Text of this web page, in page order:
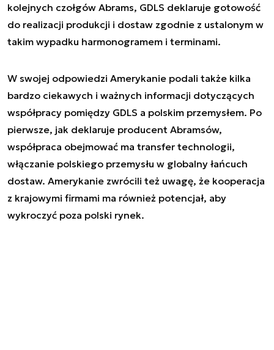
kolejnych czołgów Abrams, GDLS deklaruje gotowość
do realizacji produkcji i dostaw zgodnie z ustalonym w
takim wypadku harmonogramem i terminami.
W swojej odpowiedzi Amerykanie podali także kilka
bardzo ciekawych i ważnych informacji dotyczących
współpracy pomiędzy GDLS a polskim przemysłem. Po
pierwsze, jak deklaruje producent Abramsów,
współpraca obejmować ma transfer technologii,
włączanie polskiego przemysłu w globalny łańcuch
dostaw. Amerykanie zwrócili też uwagę, że kooperacja
z krajowymi firmami ma również potencjał, aby
wykroczyć poza polski rynek.